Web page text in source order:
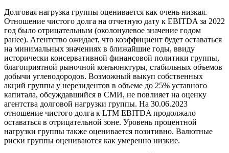
Долговая нагрузка группы оценивается как очень низкая.
Отношение чистого долга на отчетную дату к EBITDA за 2022
год было отрицательным (околонулевое значение годом
ранее). Агентство ожидает, что коэффициент будет оставаться
на минимальных значениях в ближайшие годы, ввиду
исторически консервативной финансовой политики группы,
благоприятной рыночной конъюнктуры, стабильных объемов
добычи углеводородов. Возможный выкуп собственных
акций группы у нерезидентов в объеме до 25% уставного
капитала, обсуждавшийся в СМИ, не повлияет на оценку
агентства долговой нагрузки группы. На 30.06.2023
отношение чистого долга к LTM EBITDA продолжало
оставаться в отрицательной зоне. Уровень процентной
нагрузки группы также оценивается позитивно. Валютные
риски группы оцениваются как умеренно низкие.